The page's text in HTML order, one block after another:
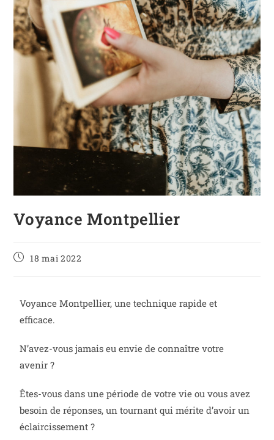
Voyance Montpellier
18 mai 2022
Voyance Montpellier, une technique rapide et
efficace.
N’avez-vous jamais eu envie de connaître votre
avenir ?
Êtes-vous dans une période de votre vie ou vous avez
besoin de réponses, un tournant qui mérite d’avoir un
éclaircissement ?